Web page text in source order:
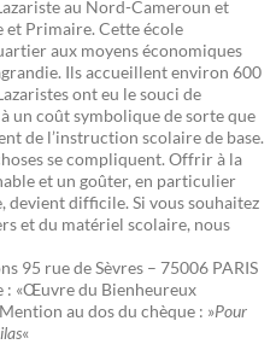
au Nord-Cameroun et
et Primaire. Cette école
aux moyens économiques
Ils accueillent environ 600
ont eu le souci de
un coût symbolique de sorte que
de l’instruction scolaire de base.
se compliquent. Offrir à la
et un goûter, en particulier
devient difficile. Si vous souhaitez
et du matériel scolaire, nous
95 rue de Sèvres – 75006 PARIS
: «Œuvre du Bienheureux
au dos du chèque : »Pour
«